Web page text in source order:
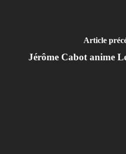
Article
Jérôme Cabot anime